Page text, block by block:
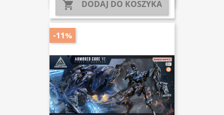
 DODAJ DO KOSZYKA
-11%